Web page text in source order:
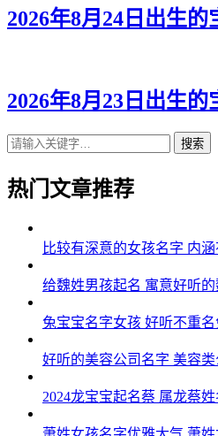
2026年8月24日出生
2026年8月23日出生
搜索
热门文章推荐
比较有深意的女孩名字 内
给魏姓男孩起名 寓意好听
兔宝宝名字女孩 好听不重
好听的美容公司名字 美容
2024龙宝宝起名蔡 属龙蔡